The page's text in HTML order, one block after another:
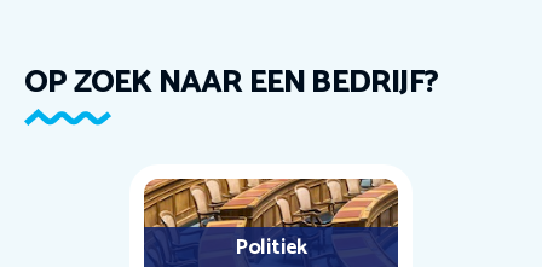
OP ZOEK NAAR EEN BEDRIJF?
Politiek